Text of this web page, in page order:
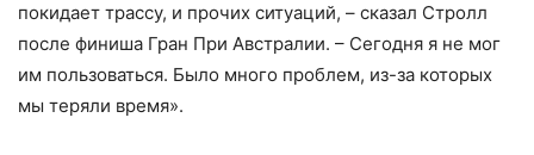
покидает трассу, и прочих ситуаций, – сказал Стролл
после финиша Гран При Австралии. – Сегодня я не мог
им пользоваться. Было много проблем, из-за которых
мы теряли время».